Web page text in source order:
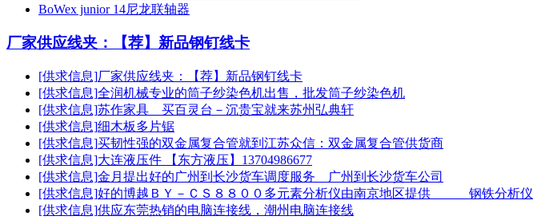
BoWex junior 14尼龙联轴器
厂家供应线夹：【荐】新品钢钉线卡
[供求信息]厂家供应线夹：【荐】新品钢钉线卡
[供求信息]全润机械专业的筒子纱染色机出售，批发筒子纱染色机
[供求信息]苏作家具＿买百灵台－沉贵宝就来苏州弘典轩
[供求信息]细木板多片锯
[供求信息]买韧性强的双金属复合管就到江苏众信：双金属复合管供货商
[供求信息]大连液压件 【东方液压】13704986677
[供求信息]金月提出好的广州到长沙货车调度服务＿广州到长沙货车公司
[供求信息]好的博越ＢＹ－ＣＳ８８００多元素分析仪由南京地区提供 ＿钢铁分析仪
[供求信息]供应东莞热销的电脑连接线，潮州电脑连接线